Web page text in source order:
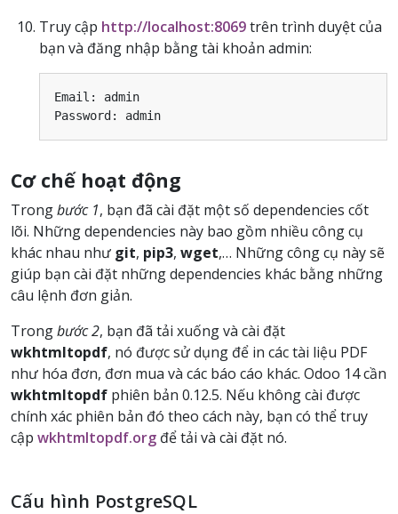
Truy cập http://localhost:8069trên trình duyệt của
bạn và đăng nhập bằng tài khoản admin:
Email :
admin
Password: admin
Cơ chế hoạt động
Trongbước 1, bạn đã cài đặt một số dependencies cốt
lõi. Những dependencies này bao gồm nhiều công cụ
khác nhau như git, pip3, wget,… Những công cụ này sẽ
giúp bạn cài đặt những dependencies khác bằng những
câu lệnh đơn giản.
Trongbước 2, bạn đã tải xuống và cài đặt
wkhtmltopdf, nó được sử dụng để in các tài liệu PDF
như hóa đơn, đơn mua và các báo cáo khác. Odoo 14 cần
wkhtmltopdf phiên bản 0.12.5. Nếu không cài được
chính xác phiên bản đó theo cách này, bạn có thể truy
cập wkhtmltopdf.org để tải và cài đặt nó.
Cấu hình PostgreSQL